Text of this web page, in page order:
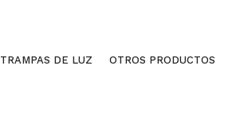
TRAMPAS DE LUZ OTROS PRODUCTOS